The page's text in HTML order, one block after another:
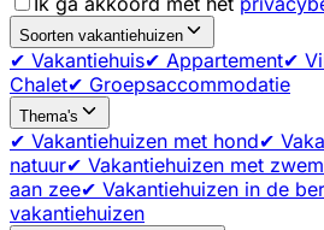
Soorten vakantiehuizen
✔ Vakantiehuis✔ Appartement✔
Chalet✔ Groepsaccommodatie
Thema's
✔ Vakantiehuizen met hond✔
natuur✔ Vakantiehuizen met
aan zee✔ Vakantiehuizen in de
vakantiehuizen